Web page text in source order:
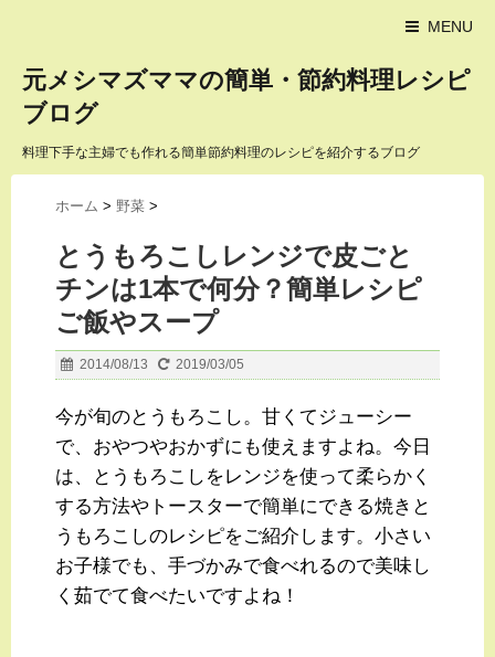
MENU
元メシマズママの簡単・節約料理レシピ
ブログ
料理下手な主婦でも作れる簡単節約料理のレシピを紹介するブログ
ホーム > 野菜 >
とうもろこしレンジで皮ごと
チンは1本で何分？簡単レシピ
ご飯やスープ
2014/08/13 2019/03/05
今が旬のとうもろこし。甘くてジューシー
で、おやつやおかずにも使えますよね。今日
は、とうもろこしをレンジを使って柔らかく
する方法やトースターで簡単にできる焼きと
うもろこしのレシピをご紹介します。小さい
お子様でも、手づかみで食べれるので美味し
く茹でて食べたいですよね！